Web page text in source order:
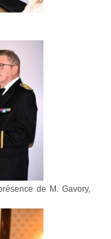
de M. Gavory,